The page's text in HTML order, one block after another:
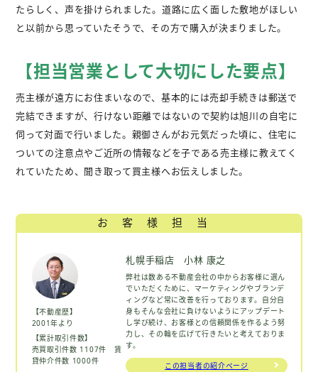
たらしく、声を掛けられました。道路に広く面した敷地がほしい
と以前から思っていたそうで、その方で購入が決まりました。
【担当営業として大切にした要点】
売主様が遠方にお住まいなので、基本的には売却手続きは郵送で
完結できますが、行けない距離ではないので契約は旭川の自宅に
伺って対面で行いました。親御さんがお元気だった頃に、住宅に
ついての注意点やご近所の情報などを子である売主様に教えてく
れていたため、聞き取って買主様へお伝えしました。
お客様担当
【不動産歴】
2001年より
【累計取引件数】
売買取引件数 1107件 賃
貸仲介件数 1000件
札幌手稲店 小林 康之
弊社は数ある不動産会社の中からお客様に選ん
でいただくために、マーケティングやブランデ
ィングなど常に改善を行っております。自分自
身もそんな会社に負けないようにアップデート
し学び続け、お客様との信頼関係を作るよう努
力し、その輪を広げて行きたいと考えておりま
す。
この担当者の紹介ページ